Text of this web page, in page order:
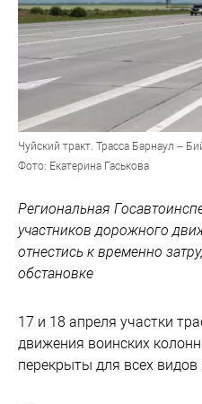
Чуйский тракт. Трасса Барнаул –
Фото: Екатерина Гаськова
Региональная
участников дорожного
отнестись к временно
обстановке
17 и 18 апреля участки
движения воинских
перекрыты для всех